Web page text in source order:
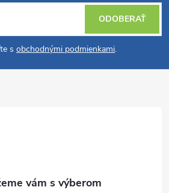
s obchodnými podmienkami.
ODOBERAŤ